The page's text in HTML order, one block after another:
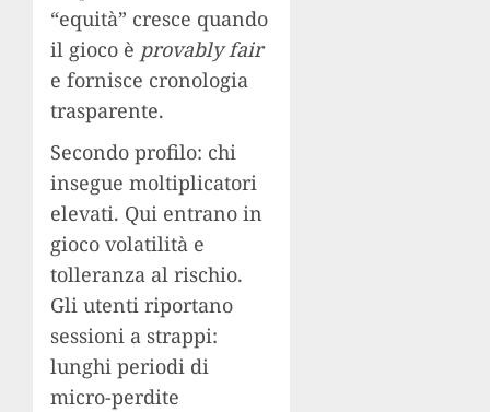
“equità” cresce quando
il gioco è provably fair
e fornisce cronologia
trasparente.
Secondo profilo: chi
insegue moltiplicatori
elevati. Qui entrano in
gioco volatilità e
tolleranza al rischio.
Gli utenti riportano
sessioni a strappi:
lunghi periodi di
micro-perdite